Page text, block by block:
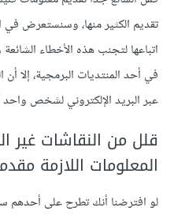
تقديم الكثير منها، وسنستعرض في
اتباعها لتجنب هذه الأخطاء
في أحد المنتديات البرمجية، إلا
عبر البريد الإلكتروني لشخص واحد
قلل من النقاشات غير
المعلومات اللازمة
لو افترضنا أنك تطرح على أحدهم